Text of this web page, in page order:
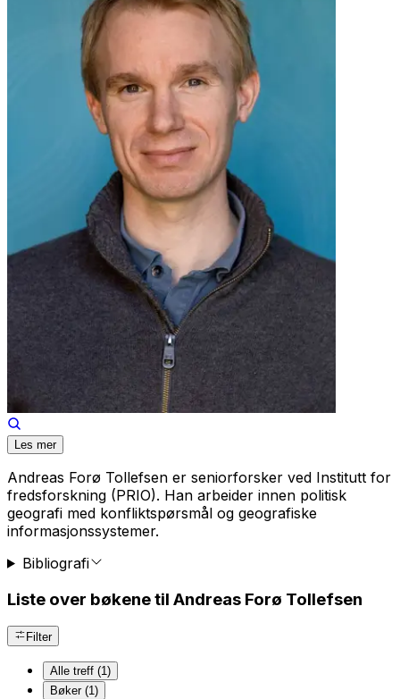
Les mer
Andreas Forø Tollefsen er seniorforsker ved Institutt for
fredsforskning (PRIO). Han arbeider innen politisk
geografi med konfliktspørsmål og geografiske
informasjonssystemer.
Bibliografi
Liste over bøkene til Andreas Forø Tollefsen
Filter
Alle treff (1)
Bøker (1)